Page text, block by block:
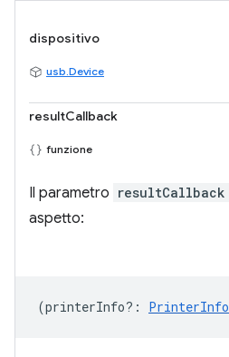
dispositivo
usb.Device
resultCallback
funzione
Il parametro resultCallback
aspetto:
(printerInfo? : PrinterInfo